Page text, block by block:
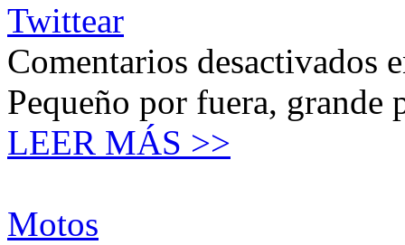
Twittear
Comentarios desactivados
Pequeño por fuera, grande
LEER MÁS >>
Motos